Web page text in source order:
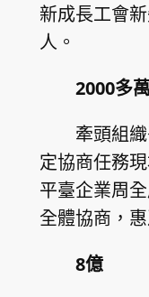
新成長工會
人。
2000多
牽頭組
定協商任務
平臺企業周
全體協商，
8億